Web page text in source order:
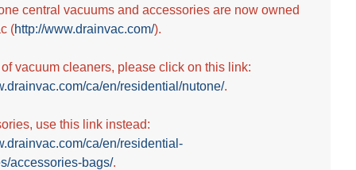
central vacuums and accessories are now owned
(http://www.drainvac.com/).
vacuum cleaners, please click on this link:
ca/en/residential/nutone/.
use this link instead:
ca/en/residential-
accessories-bags/.